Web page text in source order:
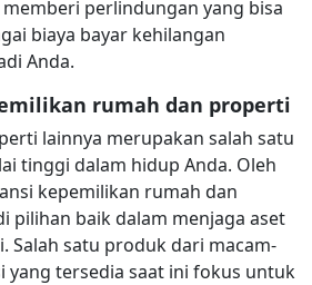
perlindungan yang bisa
biaya bayar kehilangan
Anda.
rumah dan properti
lainnya merupakan salah satu
tinggi dalam hidup Anda. Oleh
kepemilikan rumah dan
pilihan baik dalam menjaga aset
Salah satu produk dari macam-
yang tersedia saat ini fokus untuk